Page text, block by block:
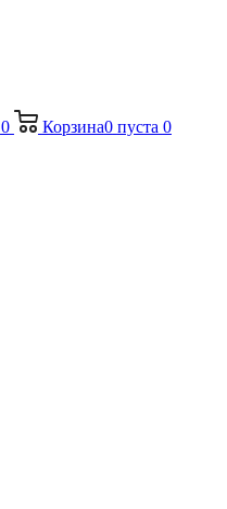
0 Корзина0 пуста 0